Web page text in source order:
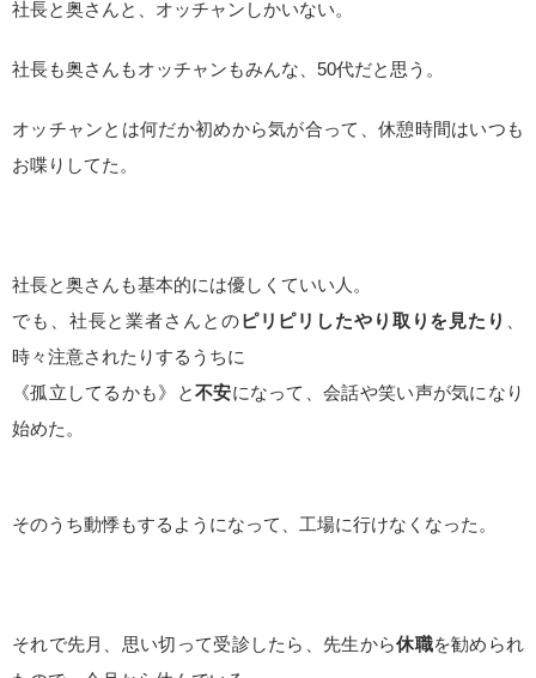
社長と奥さんと、オッチャンしかいない。
社長も奥さんもオッチャンもみんな、50代だと思う。
オッチャンとは何だか初めから気が合って、休憩時間はいつも
お喋りしてた。
社長と奥さんも基本的には優しくていい人。
でも、社長と業者さんとのピリピリしたやり取りを見たり
時々注意されたりするうちに
《孤立してるかも》と不安になって、会話や笑い声が気になり
始めた。
そのうち動悸もするようになって、工場に行けなくなった。
それで先月、思い切って受診したら、先生から休職を勧められ